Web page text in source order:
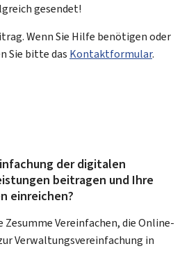
gesendet!
Wenn Sie Hilfe benötigen oder
Sie bitte das Kontaktformular.
der digitalen
beitragen und Ihre
einreichen?
Zesumme Vereinfachen, die Online-
Verwaltungsvereinfachung in